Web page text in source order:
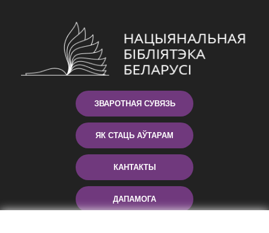
ЗВАРОТНАЯ СУВЯЗЬ
ЯК СТАЦЬ АЎТАРАМ
КАНТАКТЫ
ДАПАМОГА